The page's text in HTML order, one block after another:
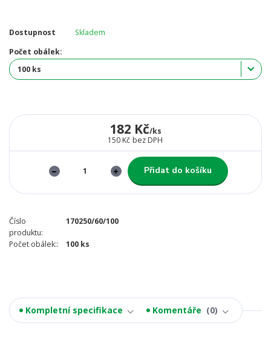
Dostupnost
Skladem
Počet obálek:
182 Kč/ks
150 Kč bez DPH
Přidat do košíku
Číslo
produktu:
170250/60/100
Počet obálek:: 100 ks
Kompletní specifikace Komentáře 0